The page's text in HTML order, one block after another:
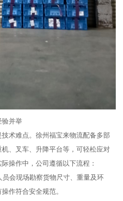
验并举
术难点。徐州福宝来物流配备多部
、叉车、升降平台等，可轻松应对
操作中，公司遵循以下流程：
会现场勘察货物尺寸、重量及环
作符合安全规范。